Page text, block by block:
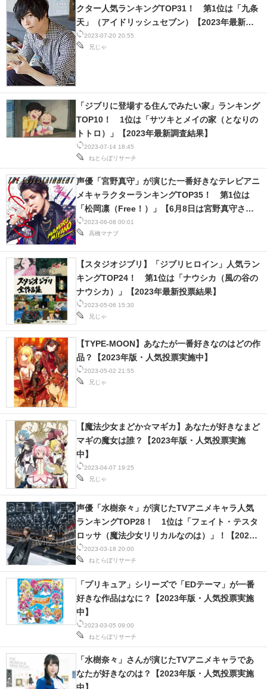
2023-07-20 20:55
兄じゃ
クター人気ランキングTOP31！ 第1位は「九条
天」（アイドリッシュセブン）【2023年最新投
票結果】
2023-07-14 18:45
ねとらぼリサーチ
「ジブリに登場する住んでみたい家」ランキング
TOP10！ 1位は「サツキとメイの家（となりの
トトロ）」【2023年最新調査結果】
2023-06-08 00:01
高橋マナブ
声優「宮野真守」が演じた一番好きなテレビアニ
メキャラクターランキングTOP35！ 第1位は
「松岡凛（Free！）」【6月8日は宮野真守さん
誕生日】
2023-05-06 15:30
兄じゃ
【スタジオジブリ】「ジブリヒロイン」人気ラン
キングTOP24！ 第1位は「ナウシカ（風の谷の
ナウシカ）」【2023年最新投票結果】
2023-05-02 21:55
兄じゃ
【TYPE-MOON】あなたが一番好きなのはどの作
品？【2023年版・人気投票実施中】
2023-04-07 19:25
兄じゃ
【魔法少女まどか☆マギカ】あなたが好きなまど
マギの魔女は誰？【2023年版・人気投票実施
中】
2023-03-18 20:00
ねとらぼリサーチ
声優「水樹奈々」が演じたTVアニメキャラ人気
ランキングTOP28！ 1位は「フェイト・テスタ
ロッサ（魔法少女リリカルなのは）」！【2023
年最新投票結果】
2023-03-05 09:00
ねとらぼリサーチ
「プリキュア」シリーズで「EDテーマ」が一番
好きな作品はなに？【2023年版・人気投票実施
中】
「水樹奈々」さんが演じたTVアニメキャラであ
なたが好きなのは？【2023年版・人気投票実施
中】